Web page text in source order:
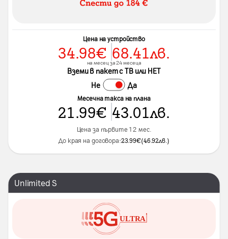
Цена на устройство
34.98€ 68.41лв.
на месец за 24 месеца
Вземи в пакет с ТВ или НЕТ
Не Да
Месечна такса на плана
21.99€ 43.01лв.
Цена за първите 12 мес.
До края на договора:23.99€(46.92лв.)
Unlimited S